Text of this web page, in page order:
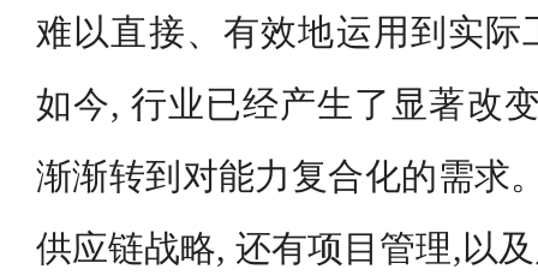
难以直接、有效地运用到实际
如今, 行业已经产生了显著改
渐渐转到对能力复合化的需求
供应链战略, 还有项目管理,以